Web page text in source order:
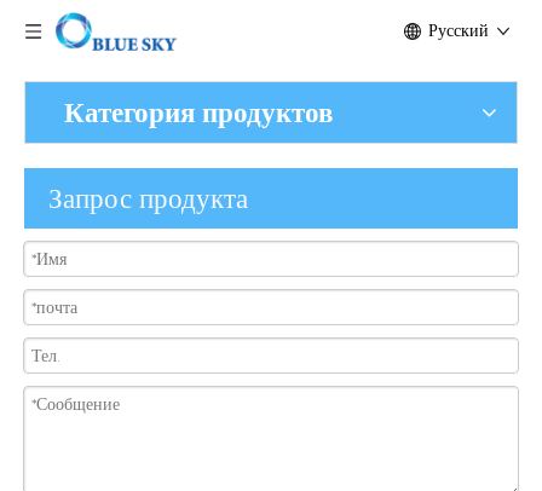
Pусский
Категория продуктов
Запрос продукта